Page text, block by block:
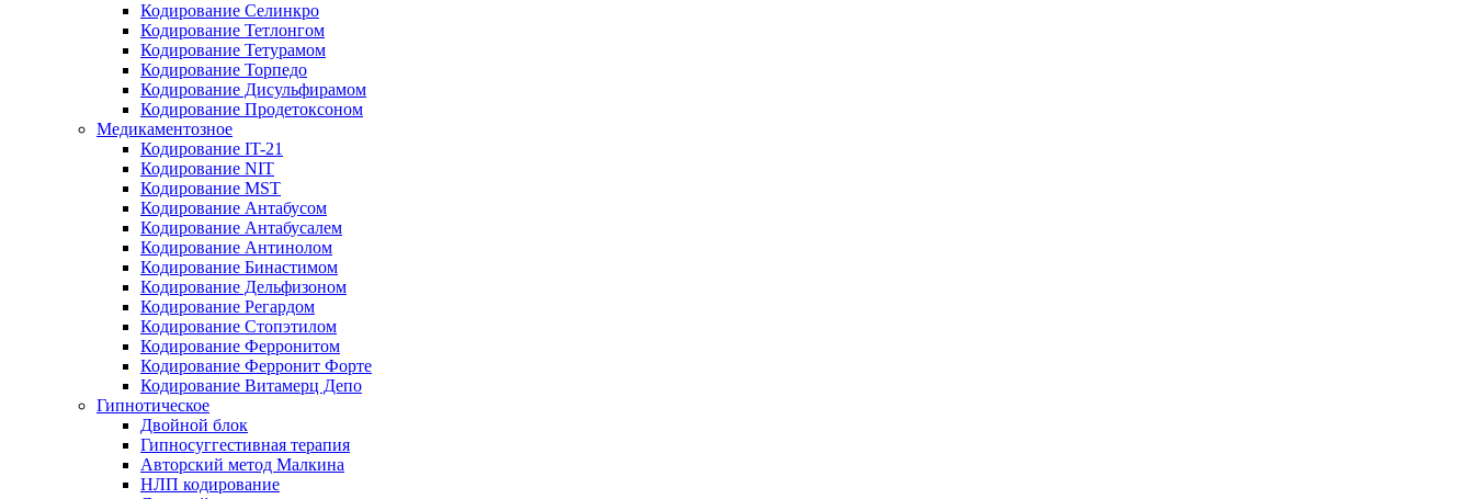
Кодирование Селинкро
Кодирование Тетлонгом
Кодирование Тетурамом
Кодирование Торпедо
Кодирование Дисульфирамом
Кодирование Продетоксоном
Медикаментозное
Кодирование IT-21
Кодирование NIT
Кодирование MST
Кодирование Антабусом
Кодирование Антабусалем
Кодирование Антинолом
Кодирование Бинастимом
Кодирование Дельфизоном
Кодирование Регардом
Кодирование Стопэтилом
Кодирование Ферронитом
Кодирование Ферронит Форте
Кодирование Витамерц Депо
Гипнотическое
Двойной блок
Гипносуггестивная терапия
Авторский метод Малкина
НЛП кодирование